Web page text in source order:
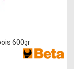
600gr